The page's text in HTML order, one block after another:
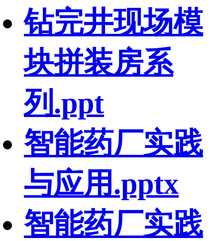
钻完井现场模
块拼装房系
列.ppt
智能药厂实践
与应用.pptx
智能药厂实践